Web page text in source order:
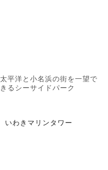
太平洋と小名浜の街を一望で
きるシーサイドパーク
いわきマリンタワー